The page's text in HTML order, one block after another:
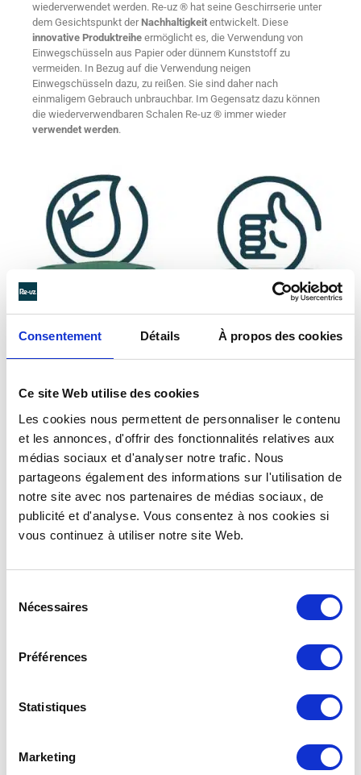
Consentement Détails À propos des cookies
Ce site Web utilise des cookies
Les cookies nous permettent de personnaliser le contenu
et les annonces, d'offrir des fonctionnalités relatives aux
médias sociaux et d'analyser notre trafic. Nous
partageons également des informations sur l'utilisation de
notre site avec nos partenaires de médias sociaux, de
publicité et d'analyse. Vous consentez à nos cookies si
vous continuez à utiliser notre site Web.
Nécessaires
Préférences
Statistiques
Marketing
wiederverwendet werden. Re-uz ® hat seine Geschirrserie unter
dem Gesichtspunkt der Nachhaltigkeit entwickelt. Diese
innovative Produktreihe ermöglicht es, die Verwendung von
Einwegschüsseln aus Papier oder dünnem Kunststoff zu
vermeiden. In Bezug auf die Verwendung neigen
Einwegschüsseln dazu, zu reißen. Sie sind daher nach
einmaligem Gebrauch unbrauchbar. Im Gegensatz dazu können
die wiederverwendbaren Schalen Re-uz ® immer wieder
verwendet werden.
DESCONTENANTS
DURABLESPOUR ÊTRE
RÉEMPLOYÉS
leur impact environnemental.
réemployables. Ces deux dispositifs s’inscrivent dans la boucle
vertueuse du réemploi : consommer le contenu et non plus le